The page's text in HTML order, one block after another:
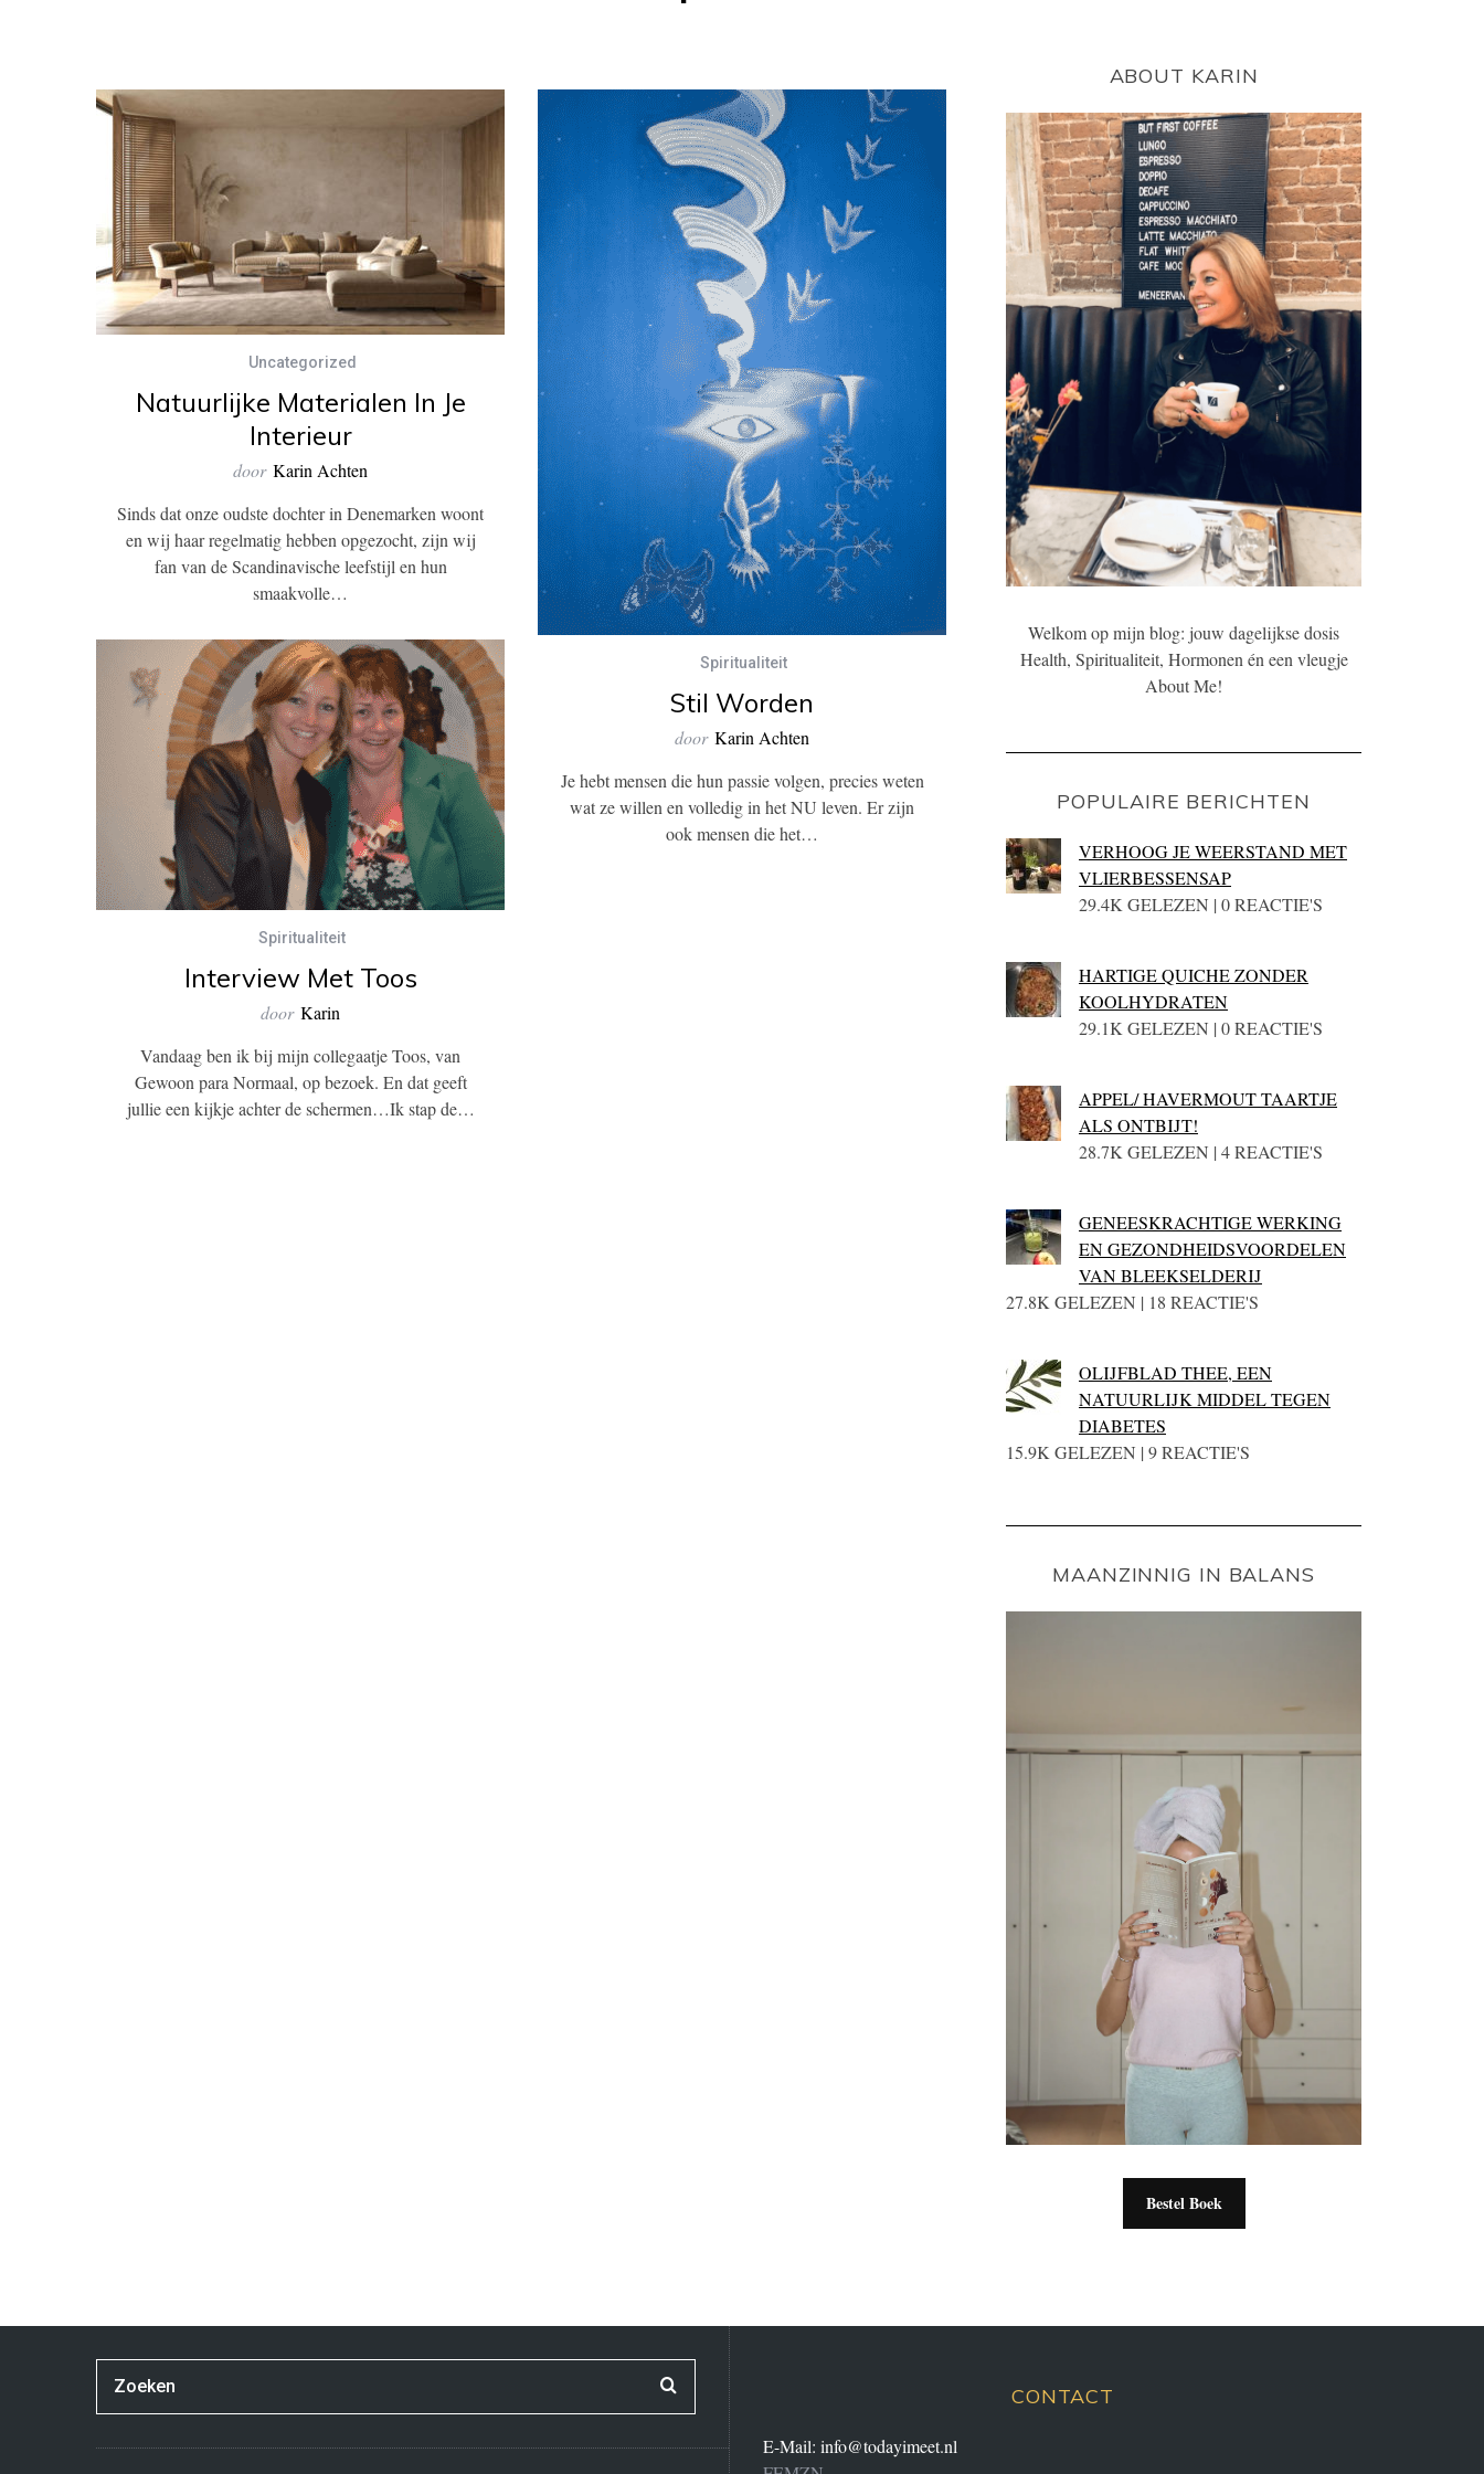
Uncategorized
Natuurlijke Materialen In Je
Interieur
door Karin Achten
Sinds dat onze oudste dochter in Denemarken woont
en wij haar regelmatig hebben opgezocht, zijn wij
fan van de Scandinavische leefstijl en hun
smaakvolle…
Spiritualiteit
Stil Worden
door Karin Achten
Je hebt mensen die hun passie volgen, precies weten
wat ze willen en volledig in het NU leven. Er zijn
ook mensen die het…
Spiritualiteit
Interview Met Toos
door Karin
Vandaag ben ik bij mijn collegaatje Toos, van
Gewoon para Normaal, op bezoek. En dat geeft
jullie een kijkje achter de schermen…Ik stap de…
ABOUT KARIN
Welkom op mijn blog: jouw dagelijkse dosis
Health, Spiritualiteit, Hormonen én een vleugje
About Me!
POPULAIRE BERICHTEN
VERHOOG JE WEERSTAND MET
VLIERBESSENSAP
29.4K GELEZEN | 0 REACTIE'S
HARTIGE QUICHE ZONDER
KOOLHYDRATEN
29.1K GELEZEN | 0 REACTIE'S
APPEL/ HAVERMOUT TAARTJE
ALS ONTBIJT!
28.7K GELEZEN | 4 REACTIE'S
GENEESKRACHTIGE WERKING
EN GEZONDHEIDSVOORDELEN
VAN BLEEKSELDERIJ
27.8K GELEZEN | 18 REACTIE'S
OLIJFBLAD THEE, EEN
NATUURLIJK MIDDEL TEGEN
DIABETES
15.9K GELEZEN | 9 REACTIE'S
MAANZINNIG IN BALANS
Bestel Boek
CONTACT
E-Mail:info@todayimeet.nl